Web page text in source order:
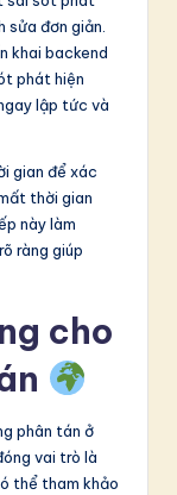
đơn giản.
khai backend
phát hiện
lập tức và
gian để xác
thời gian
này làm
ràng giúp
cho
phân tán ở
vai trò là
thể tham khảo